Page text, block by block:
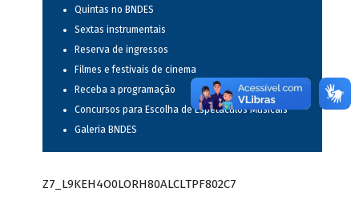
Quintas no BNDES
Sextas instrumentais
Reserva de ingressos
Filmes e festivais de cinema
Receba a programação
Concursos para Escolha de Espetáculos Musicais
Galeria BNDES
Z7_L9KEH4O0LORH80ALCLTPF802C7